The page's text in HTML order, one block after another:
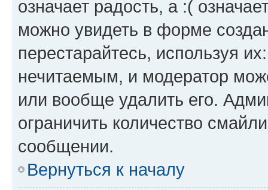
означает радость, а :(
можно увидеть в форме
перестарайтесь, используя
нечитаемым, и модератор
или вообще удалить его.
ограничить количество
сообщении.
Вернуться к началу